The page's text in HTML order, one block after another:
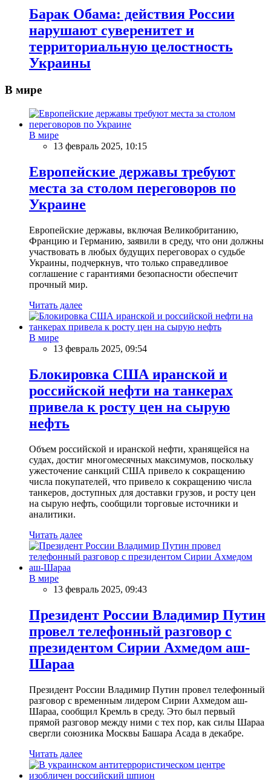
Барак Обама: действия России
нарушают суверенитет и
территориальную целостность
Украины
В мире
В мире
13 февраль 2025, 10:15
Европейские державы требуют
места за столом переговоров по
Украине
Европейские державы, включая Великобританию,
Францию и Германию, заявили в среду, что они должны
участвовать в любых будущих переговорах о судьбе
Украины, подчеркнув, что только справедливое
соглашение с гарантиями безопасности обеспечит
прочный мир.
Читать далее
В мире
13 февраль 2025, 09:54
Блокировка США иранской и
российской нефти на танкерах
привела к росту цен на сырую
нефть
Объем российской и иранской нефти, хранящейся на
судах, достиг многомесячных максимумов, поскольку
ужесточение санкций США привело к сокращению
числа покупателей, что привело к сокращению числа
танкеров, доступных для доставки грузов, и росту цен
на сырую нефть, сообщили торговые источники и
аналитики.
Читать далее
В мире
13 февраль 2025, 09:43
Президент России Владимир Путин
провел телефонный разговор с
президентом Сирии Ахмедом аш-
Шараа
Президент России Владимир Путин провел телефонный
разговор с временным лидером Сирии Ахмедом аш-
Шараа, сообщил Кремль в среду. Это был первый
прямой разговор между ними с тех пор, как силы Шараа
свергли союзника Москвы Башара Асада в декабре.
Читать далее